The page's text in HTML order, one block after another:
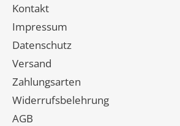
Kontakt
Impressum
Datenschutz
Versand
Zahlungsarten
Widerrufsbelehrung
AGB